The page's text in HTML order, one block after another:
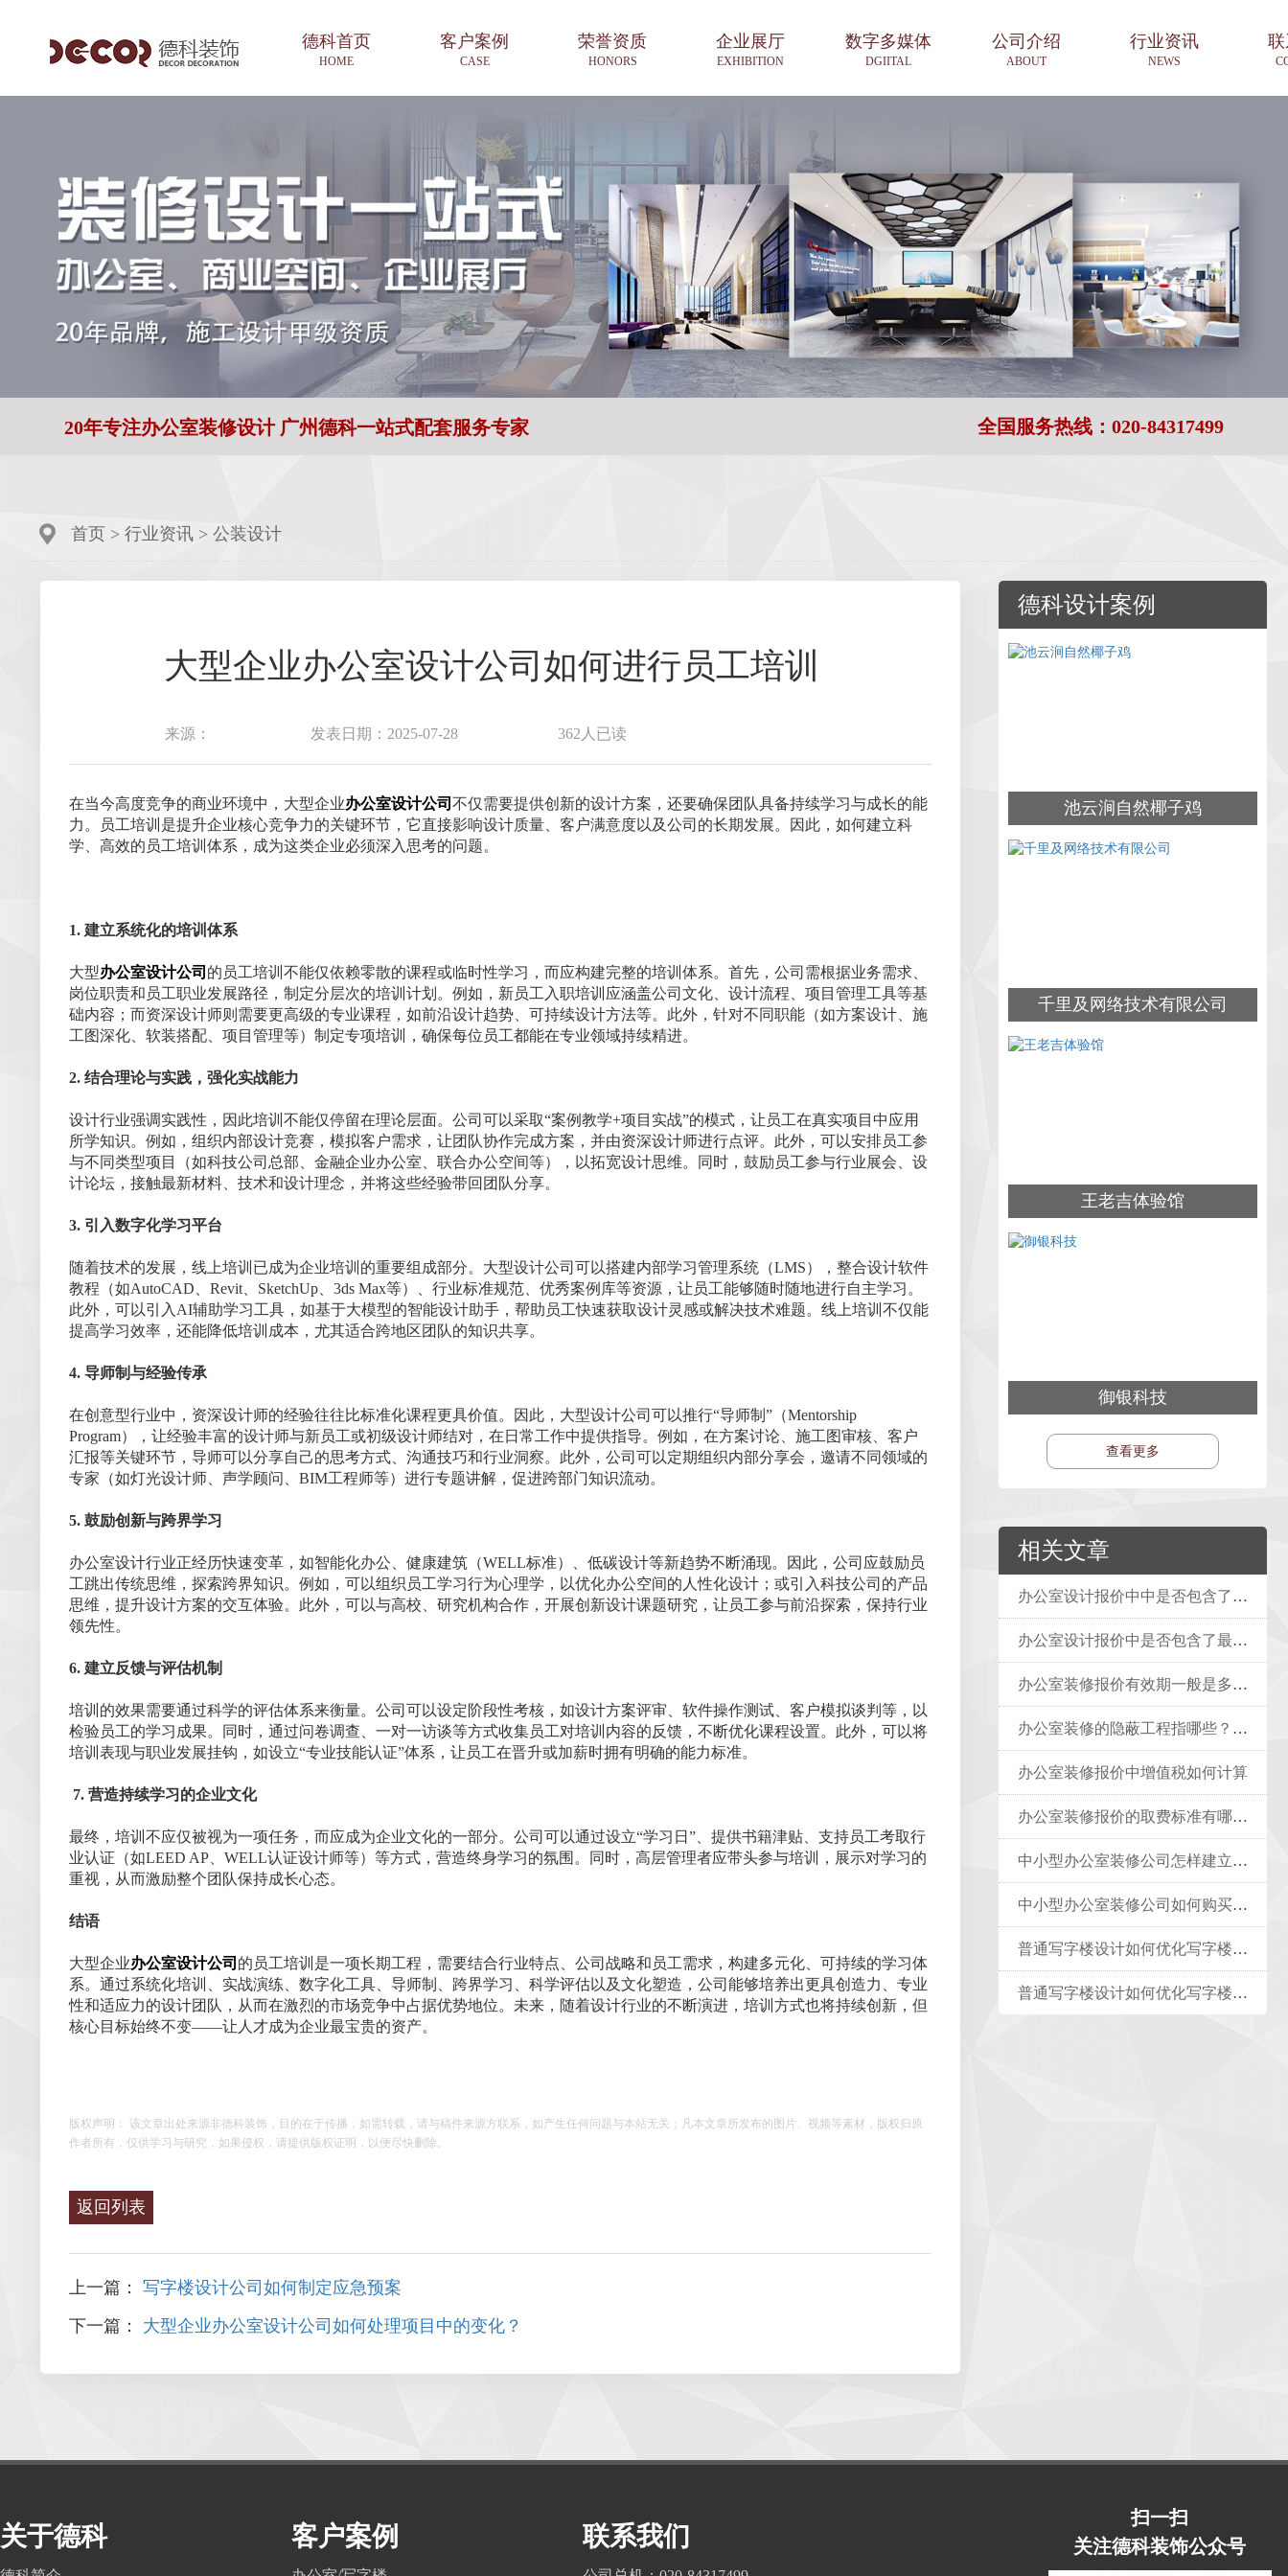
德科首页
HOME
客户案例
CASE
荣誉资质
HONORS
企业展厅
EXHIBITION
数字多媒体
DGIITAL
公司介绍
ABOUT
行业资讯
NEWS
20年专注办公室装修设计 广州德科一站式配套服务专家 全国服务热线：020-84317499
首页 > 行业资讯 > 公装设计
大型企业办公室设计公司如何进行员工培训
来源： 发表日期：2025-07-28 362人已读
在当今高度竞争的商业环境中，大型企业办公室设计公司 不仅需要提供创新的设计方案，还要确保团队具备持续学习与成长的能
力。员工培训是提升企业核心竞争力的关键环节，它直接影响设计质量、客户满意度以及公司的长期发展。因此，如何建立科
学、高效的员工培训体系，成为这类企业必须深入思考的问题。
1. 建立系统化的培训体系
大型办公室设计公司 的员工培训不能仅依赖零散的课程或临时性学习，而应构建完整的培训体系。首先，公司需根据业务需求、
岗位职责和员工职业发展路径，制定分层次的培训计划。例如，新员工入职培训应涵盖公司文化、设计流程、项目管理工具等基
础内容；而资深设计师则需要更高级的专业课程，如前沿设计趋势、可持续设计方法等。此外，针对不同职能（如方案设计、施
工图深化、软装搭配、项目管理等）制定专项培训，确保每位员工都能在专业领域持续精进。
2. 结合理论与实践，强化实战能力
设计行业强调实践性，因此培训不能仅停留在理论层面。公司可以采取“案例教学+项目实战”的模式，让员工在真实项目中应用
所学知识。例如，组织内部设计竞赛，模拟客户需求，让团队协作完成方案，并由资深设计师进行点评。此外，可以安排员工参
与不同类型项目（如科技公司总部、金融企业办公室、联合办公空间等），以拓宽设计思维。同时，鼓励员工参与行业展会、设
计论坛，接触最新材料、技术和设计理念，并将这些经验带回团队分享。
3. 引入数字化学习平台
随着技术的发展，线上培训已成为企业培训的重要组成部分。大型设计公司可以搭建内部学习管理系统（LMS），整合设计软件
教程（如AutoCAD、Revit、SketchUp、3ds Max等）、行业标准规范、优秀案例库等资源，让员工能够随时随地进行自主学习。
此外，可以引入AI辅助学习工具，如基于大模型的智能设计助手，帮助员工快速获取设计灵感或解决技术难题。线上培训不仅能
提高学习效率，还能降低培训成本，尤其适合跨地区团队的知识共享。
4. 导师制与经验传承
在创意型行业中，资深设计师的经验往往比标准化课程更具价值。因此，大型设计公司可以推行“导师制”（Mentorship
Program），让经验丰富的设计师与新员工或初级设计师结对，在日常工作中提供指导。例如，在方案讨论、施工图审核、客户
汇报等关键环节，导师可以分享自己的思考方式、沟通技巧和行业洞察。此外，公司可以定期组织内部分享会，邀请不同领域的
专家（如灯光设计师、声学顾问、BIM工程师等）进行专题讲解，促进跨部门知识流动。
5. 鼓励创新与跨界学习
办公室设计行业正经历快速变革，如智能化办公、健康建筑（WELL标准）、低碳设计等新趋势不断涌现。因此，公司应鼓励员
工跳出传统思维，探索跨界知识。例如，可以组织员工学习行为心理学，以优化办公空间的人性化设计；或引入科技公司的产品
思维，提升设计方案的交互体验。此外，可以与高校、研究机构合作，开展创新设计课题研究，让员工参与前沿探索，保持行业
领先性。
6. 建立反馈与评估机制
培训的效果需要通过科学的评估体系来衡量。公司可以设定阶段性考核，如设计方案评审、软件操作测试、客户模拟谈判等，以
检验员工的学习成果。同时，通过问卷调查、一对一访谈等方式收集员工对培训内容的反馈，不断优化课程设置。此外，可以将
培训表现与职业发展挂钩，如设立“专业技能认证”体系，让员工在晋升或加薪时拥有明确的能力标准。
7. 营造持续学习的企业文化
最终，培训不应仅被视为一项任务，而应成为企业文化的一部分。公司可以通过设立“学习日”、提供书籍津贴、支持员工考取行
业认证（如LEED AP、WELL认证设计师等）等方式，营造终身学习的氛围。同时，高层管理者应带头参与培训，展示对学习的
重视，从而激励整个团队保持成长心态。
结语
大型企业办公室设计公司 的员工培训是一项长期工程，需要结合行业特点、公司战略和员工需求，构建多元化、可持续的学习体
系。通过系统化培训、实战演练、数字化工具、导师制、跨界学习、科学评估以及文化塑造，公司能够培养出更具创造力、专业
性和适应力的设计团队，从而在激烈的市场竞争中占据优势地位。未来，随着设计行业的不断演进，培训方式也将持续创新，但
核心目标始终不变——让人才成为企业最宝贵的资产。
版权声明： 该文章出处来源非德科装饰，目的在于传播，如需转载，请与稿件来源方联系，如产生任何问题与本站无关；凡本文章所发布的图片、视频等素材，版权归原
作者所有，仅供学习与研究，如果侵权，请提供版权证明，以便尽快删除。
返回列表
上一篇： 写字楼设计公司如何制定应急预案
下一篇： 大型企业办公室设计公司如何处理项目中的变化？
德科设计案例
池云涧自然椰子鸡
千里及网络技术有限公司
王老吉体验馆
御银科技
查看更多
相关文章
办公室设计报价中中是否包含了所有可能的杂费？
办公室设计报价中是否包含了最终的开荒保洁费用？
办公室装修报价有效期一般是多久？
办公室装修的隐蔽工程指哪些？如何报价？
办公室装修报价中增值税如何计算
办公室装修报价的取费标准有哪些类型
中小型办公室装修公司怎样建立质量管理体系
中小型办公室装修公司如何购买合适保险
普通写字楼设计如何优化写字楼的疏散指示系统？
普通写字楼设计如何优化写字楼的公共交通接驳
关于德科 客户案例 联系我们
扫一扫
关注德科装饰公众号